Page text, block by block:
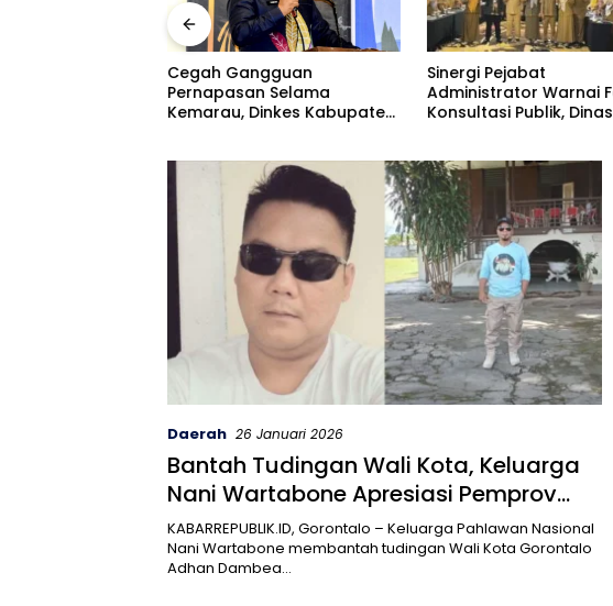
Sinergi Pejabat
Administrator Warnai Forum
Konsultasi Publik, Dinas
Guru dan Siswa SMPN 3
Telaga Ikuti Sosialisasi
Pencegahan Paham
Daerah 26 Januari 2026
Bantah Tudingan Wali Kota, Keluarga
Nani Wartabone Apresiasi Pemprov
Gorontalo
KABARREPUBLIK.ID, Gorontalo – Keluarga Pahlawan Nasional
Nani Wartabone membantah tudingan Wali Kota Gorontalo
Adhan Dambea…